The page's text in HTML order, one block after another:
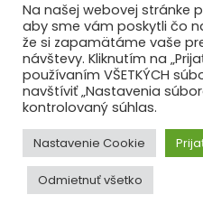
©2021
© 2025
Na našej webovej stránke
aby sme vám poskytli čo
že si zapamätáme vaše
návštevy. Kliknutím na
používaním VŠETKÝCH
navštíviť „Nastavenia
kontrolovaný súhlas.
Nastavenie Cookie
Odmietnuť všetko